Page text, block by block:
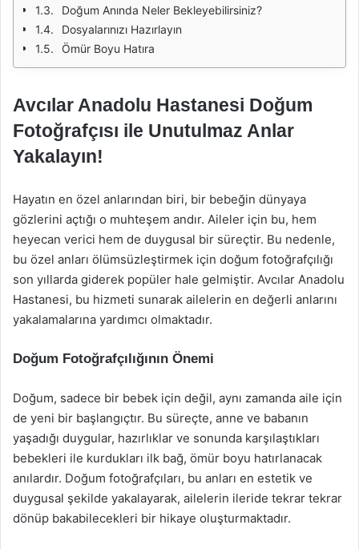
Doğum Anında Neler Bekleyebilirsiniz?
Dosyalarınızı Hazırlayın
Ömür Boyu Hatıra
Avcılar Anadolu Hastanesi Doğum
Fotoğrafçısı ile Unutulmaz Anlar
Yakalayın!
Hayatın en özel anlarından biri, bir bebeğin dünyaya
gözlerini açtığı o muhteşem andır. Aileler için bu, hem
heyecan verici hem de duygusal bir süreçtir. Bu nedenle,
bu özel anları ölümsüzleştirmek için doğum fotoğrafçılığı
son yıllarda giderek popüler hale gelmiştir. Avcılar Anadolu
Hastanesi, bu hizmeti sunarak ailelerin en değerli anlarını
yakalamalarına yardımcı olmaktadır.
Doğum Fotoğrafçılığının Önemi
Doğum, sadece bir bebek için değil, aynı zamanda aile için
de yeni bir başlangıçtır. Bu süreçte, anne ve babanın
yaşadığı duygular, hazırlıklar ve sonunda karşılaştıkları
bebekleri ile kurdukları ilk bağ, ömür boyu hatırlanacak
anılardır. Doğum fotoğrafçıları, bu anları en estetik ve
duygusal şekilde yakalayarak, ailelerin ileride tekrar tekrar
dönüp bakabilecekleri bir hikaye oluşturmaktadır.